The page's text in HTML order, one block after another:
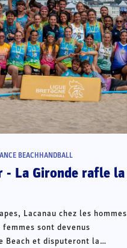
BEACHHANDBALL
- La Gironde rafle la
Lacanau chez les hommes
sont devenus
Beach et disputeront la